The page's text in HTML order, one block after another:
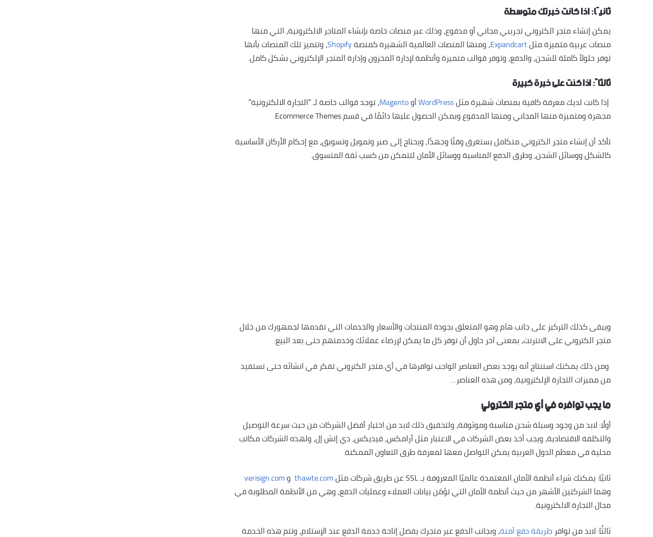
ثانيًا: اذا كانت خبرتك متوسطة
يمكن إنشاء متجر الكتروني تجريبي مجاني أو مدفوع، وذلك عبر منصات خاصة بإنشاء المتاجر الالكترونية، التي منها
منصات عربية متميزة مثلExpandcart، ومنها المنصات العالمية الشهيرة كمنصةShopify، وتتميز تلك المنصات بأنها
توفر حلولاً كاملة للشحن، والدفع، وتوفر قوالب متميزة وأنظمة لإدارة المخزون وإدارة المتجر الإلكتروني بشكل كامل.
ثالثاً: اذا كنت على خبرة كبيرة
إذا كانت لديك معرفة كافية بمنصات شهيرة مثلWordPressأوMagento، توجد قوالب خاصة لـ “التجارة الالكترونية”
مجهزة ومتميزة منها المجاني ومنها المدفوع ويمكن الحصول عليها دائمًا في قسم Ecommerce Themes.
تأكد أن إنشاء متجر الكتروني متكامل يستغرق وقتًا وجهدًا، ويحتاج إلى صبر وتمويل وتسويق، مع إحكام الأركان الأساسية
كالشكل ووسائل الشحن، وطرق الدفع المناسبة ووسائل الأمان لتتمكن من كسب ثقة المتسوق.
ويبقى كذلك التركيز على جانب هام وهو المتعلق بجودة المنتجات والأسعار والخدمات التي تقدمها لجمهورك من خلال
متجر الكتروني على الانترنت، بمعنى آخر حاول أن توفر كل ما يمكن لإرضاء عملائك وخدمتهم حتى بعد البيع.
ومن ذلك يمكنك استنتاج أنه يوجد بعض العناصر الواجب توافرها في أي متجر الكتروني تفكر في انشائه حتى تستفيد
من مميزات التجارة الإلكترونية، ومن هذه العناصر…
ما يجب توافره في أي متجر الكتروني
أولًا: لابد من وجود وسيلة شحن مناسبة وموثوقة، ولتحقيق ذلك لابد من اختيار أفضل الشركات من حيث سرعة التوصيل
والتكلفة الاقتصادية، ويجب أخذ بعض الشركات في الاعتبار مثل أرامكس، فيديكس، دي إتش إل، ولهذه الشركات مكاتب
محلية في معظم الدول العربية يمكن التواصل معها لمعرفة طرق التعاون الممكنة.
ثانيًا: يمكنك شراء أنظمة الأمان المعتمدة عالميًا المعروفة بـ SSL عن طريق شركات مثل
thawte.com و
وهما الشركتين الأشهر من حيث أنظمة الأمان التي تؤمّن بيانات العملاء وعمليات الدفع، وهي من الأنظمة المطلوبة في
مجال التجارة الالكترونية.
ثالثًا: لابد من توافر طريقة دفع آمنة، وبجانب الدفع عبر متجرك يفضل إتاحة خدمة الدفع عند الإستلام، وتتم هذه الخدمة